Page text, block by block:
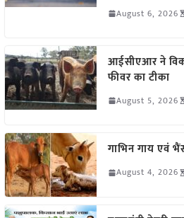
August 6, 2026
आईसीएआर ने
फीवर का टीका
August 5, 2026
गाभिन गाय एवं
August 4, 2026